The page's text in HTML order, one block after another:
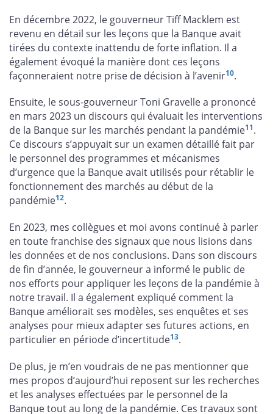
En décembre 2022, le gouverneur Tiff Macklem est
revenu en détail sur les leçons que la Banque avait
tirées du contexte inattendu de forte inflation. Il a
également évoqué la manière dont ces leçons
façonneraient notre prise de décision à l’avenir10.
Ensuite, le sous-gouverneur Toni Gravelle a prononcé
en mars 2023 un discours qui évaluait les interventions
de la Banque sur les marchés pendant la pandémie11.
Ce discours s’appuyait sur un examen détaillé fait par
le personnel des programmes et mécanismes
d’urgence que la Banque avait utilisés pour rétablir le
fonctionnement des marchés au début de la
pandémie12.
En 2023, mes collègues et moi avons continué à parler
en toute franchise des signaux que nous lisions dans
les données et de nos conclusions. Dans son discours
de fin d’année, le gouverneur a informé le public de
nos efforts pour appliquer les leçons de la pandémie à
notre travail. Il a également expliqué comment la
Banque améliorait ses modèles, ses enquêtes et ses
analyses pour mieux adapter ses futures actions, en
particulier en période d’incertitude13.
De plus, je m’en voudrais de ne pas mentionner que
mes propos d’aujourd’hui reposent sur les recherches
et les analyses effectuées par le personnel de la
Banque tout au long de la pandémie. Ces travaux sont